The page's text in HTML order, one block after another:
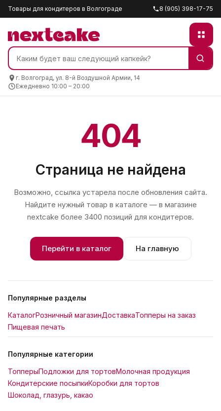
Товары для кондитеров в Волгограде 8 (905) 398-17-75
г. Волгоград, ул. 8-й Воздушной Армии, 14
Ежедневно 10:00 – 20:00
404
Страница не найдена
Возможно, ссылка устарела после обновления сайта.
Найдите нужный товар в каталоге — в магазине
nextcake более 3400 позиций для кондитеров.
Перейти в каталог На главную
Популярные разделы
КаталогРозничный магазинДоставкаТопперы на заказ
Пищевая печать
Популярные категории
ТопперыПодложки для тортовМолочная продукция
Кондитерские посыпкиКоробки для тортов
Шоколад, глазурь, какао